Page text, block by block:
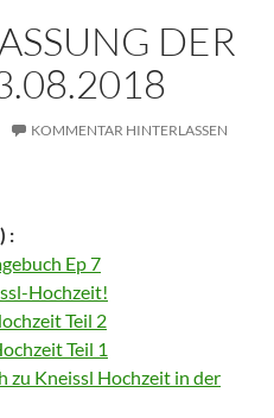
DER
KOMMENTAR HINTERLASSEN
) :
Ep 7
Hochzeit!
Teil 2
Teil 1
zu Kneissl Hochzeit in der